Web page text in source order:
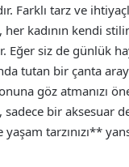
Farklı tarz ve
kadının kendi
Eğer siz de günlük
tutan bir çanta
göz atmanızı
bir aksesuar
yaşam tarzınızı**